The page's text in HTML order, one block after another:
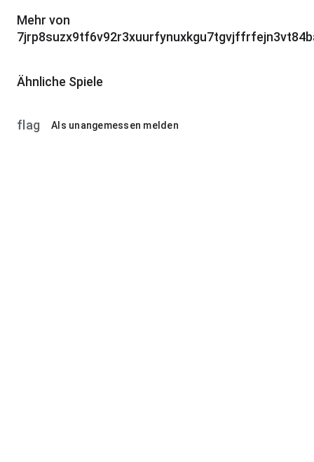
Mehr von
Ähnliche Spiele
flag Als unangemessen melden